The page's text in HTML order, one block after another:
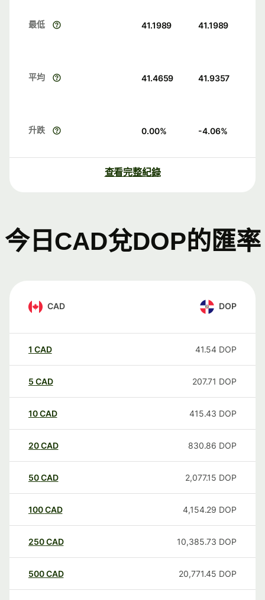
最低 41.1989 41.1989
平均 41.4659 41.9357
升跌 0.00% -4.06%
查看完整紀錄
今日CAD兌DOP的匯率
CAD DOP
1 CAD 41.54 DOP
5 CAD 207.71 DOP
10CAD 415.43 DOP
20CAD 830.86 DOP
50CAD 2,077.15 DOP
100CAD 4,154.29 DOP
250CAD 10,385.73 DOP
500CAD 20,771.45 DOP